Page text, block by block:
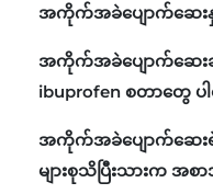
အကိုက်အခဲပျောက်ဆေး
အကိုက်အခဲပျောက်ဆေးဆို
ibuprofen စတာတွေ ပ
အကိုက်အခဲပျောက်ဆေး
များစုသိပြီးသားက